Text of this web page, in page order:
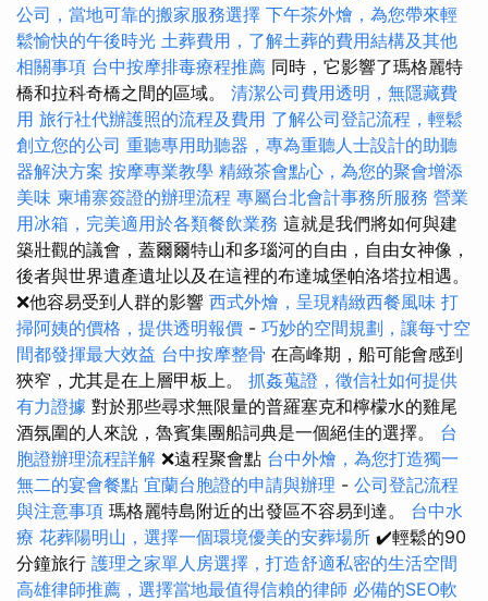
公司，當地可靠的搬家服務選擇 下午茶外燴，為您帶來輕
鬆愉快的午後時光 土葬費用，了解土葬的費用結構及其他
相關事項 台中按摩排毒療程推薦 同時，它影響了瑪格麗特
橋和拉科奇橋之間的區域。 清潔公司費用透明，無隱藏費
用 旅行社代辦護照的流程及費用 了解公司登記流程，輕鬆
創立您的公司 重聽專用助聽器，專為重聽人士設計的助聽
器解決方案 按摩專業教學 精緻茶會點心，為您的聚會增添
美味 柬埔寨簽證的辦理流程 專屬台北會計事務所服務 營業
用冰箱，完美適用於各類餐飲業務 這就是我們將如何與建
築壯觀的議會，蓋爾爾特山和多瑙河的自由，自由女神像，
後者與世界遺產遺址以及在這裡的布達城堡帕洛塔拉相遇。
❌他容易受到人群的影響 西式外燴，呈現精緻西餐風味 打
掃阿姨的價格，提供透明報價 - 巧妙的空間規劃，讓每寸空
間都發揮最大效益 台中按摩整骨 在高峰期，船可能會感到
狹窄，尤其是在上層甲板上。 抓姦蒐證，徵信社如何提供
有力證據 對於那些尋求無限量的普羅塞克和檸檬水的雞尾
酒氛圍的人來說，魯賓集團船詞典是一個絕佳的選擇。 台
胞證辦理流程詳解 ❌遠程聚會點 台中外燴，為您打造獨一
無二的宴會餐點 宜蘭台胞證的申請與辦理 - 公司登記流程
與注意事項 瑪格麗特島附近的出發區不容易到達。 台中水
療 花葬陽明山，選擇一個環境優美的安葬場所 ✔️輕鬆的90
分鐘旅行 護理之家單人房選擇，打造舒適私密的生活空間
高雄律師推薦，選擇當地最值得信賴的律師 必備的SEO軟